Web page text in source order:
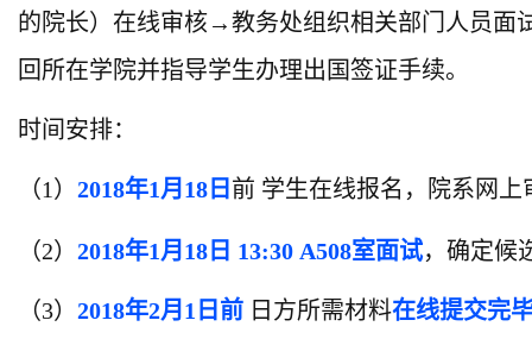
的院长）在线审核→教务处组织相关部门人员面
回所在学院并指导学生办理出国签证手续。
时间安排：
（1） 2018年1月18日 前 学生在线报名，院系网
（2） 2018年1月18日 13:30 A508室面试，确定候
（3） 2018年2月1日前 日方所需材料在线提交完